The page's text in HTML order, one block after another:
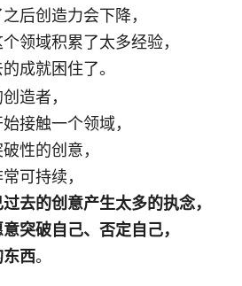
后创造力会下降，
领域积累了太多经验，
成就困住了。
造者，
接触一个领域，
性的创意，
可持续，
去的创意产生太多的执念，
突破自己、否定自己，
东西。